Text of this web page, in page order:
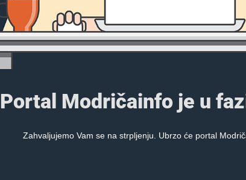
Portal Modričainfo je u
Zahvaljujemo Vam se na strpljenju. Ubrzo će portal